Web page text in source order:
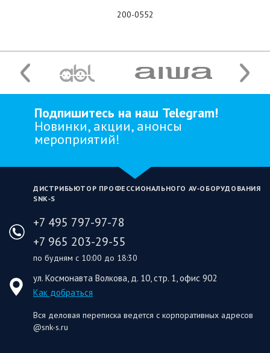
200-0552
Подпишитесь на наш Telegram!
Новинки, акции, анонсы
мероприятий!
ДИСТРИБЬЮТОР ПРОФЕССИОНАЛЬНОГО AV‑ОБОРУДОВАНИЯ
SNK‑S
+7 495 797-97-78
+7 965 203-29-55
по будням с 10:00 до 18:30
ул. Космонавта Волкова, д. 10, стр. 1, офис 902
Как добраться
Вся деловая переписка ведется с корпоративных адресов
@snk-s.ru